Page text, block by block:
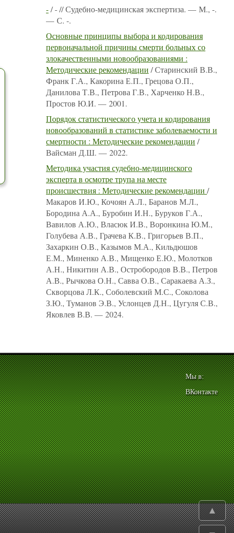
-/ - // Судебно-медицинская экспертиза. — М., -.
— С. -.
Основные принципы выбора и кодирования
первоначальной причины смерти больных со
злокачественными новообразованиями :
Методические рекомендации / Старинский В.В.,
Франк Г.А., Какорина Е.П., Грецова О.П.,
Данилова Т.В., Петрова Г.В., Харченко Н.В.,
Простов Ю.И. — 2001.
Порядок статистического учета и кодирования
новообразований в статистике заболеваемости и
смертности : Методические рекомендации /
Вайсман Д.Ш. — 2022.
Методика участия судебно-медицинского
эксперта в осмотре трупа на месте
происшествия : Методические рекомендации /
Макаров И.Ю., Кочоян А.Л., Баранов М.Л.,
Бородина А.А., Буробин И.Н., Буруков Г.А.,
Вавилов А.Ю., Власюк И.В., Воронкина Ю.М.,
Голубева А.В., Грачева К.В., Григорьев В.П.,
Захаркин О.В., Казымов М.А., Кильдюшов
Е.М., Миненко А.В., Мищенко Е.Ю., Молотков
А.Н., Никитин А.В., Остробородов В.В., Петров
А.В., Рычкова О.Н., Савва О.В., Саракаева А.З.,
Скворцова Л.К., Соболевский М.С., Соколова
З.Ю., Туманов Э.В., Услонцев Д.Н., Цугуля С.В.,
Яковлев В.В. — 2024.
Мы в:
ВКонтакте
▲